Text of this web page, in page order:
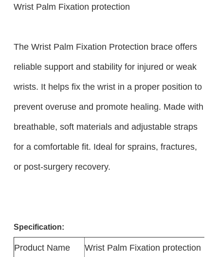
Wrist Palm Fixation protection
The Wrist Palm Fixation Protection brace offers
reliable support and stability for injured or weak
wrists. It helps fix the wrist in a proper position to
prevent overuse and promote healing. Made with
breathable, soft materials and adjustable straps
for a comfortable fit. Ideal for sprains, fractures,
or post-surgery recovery.
Specification:
Product Name
Wrist Palm Fixation protection